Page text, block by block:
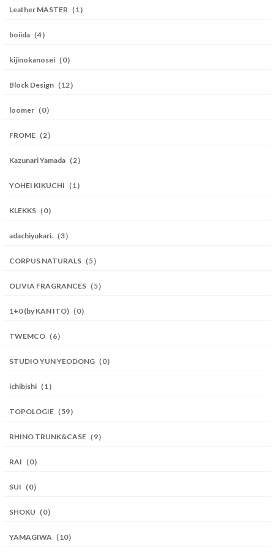
Leather MASTER（1）
boiida（4）
kijinokanosei（0）
Block Design（12）
loomer（0）
FROME（2）
Kazunari Yamada（2）
YOHEI KIKUCHI（1）
KLEKKS（0）
adachiyukari.（3）
CORPUS NATURALS（5）
OLIVIA FRAGRANCES（5）
1+0 (by KAN ITO)（0）
TWEMCO（6）
STUDIO YUN YEODONG（0）
ichibishi（1）
TOPOLOGIE（59）
RHINO TRUNK&CASE（9）
RAI（0）
SUI（0）
SHOKU（0）
YAMAGIWA（10）